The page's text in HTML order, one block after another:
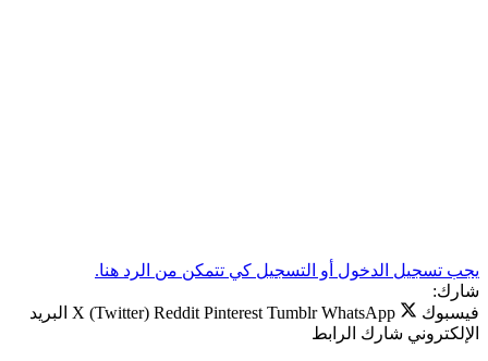
يجب تسجيل الدخول أو التسجيل كي تتمكن من الرد هنا.
شارك:
فيسبوك
X (Twitter) Reddit Pinterest Tumblr WhatsApp
البريد
الإلكتروني شارك الرابط